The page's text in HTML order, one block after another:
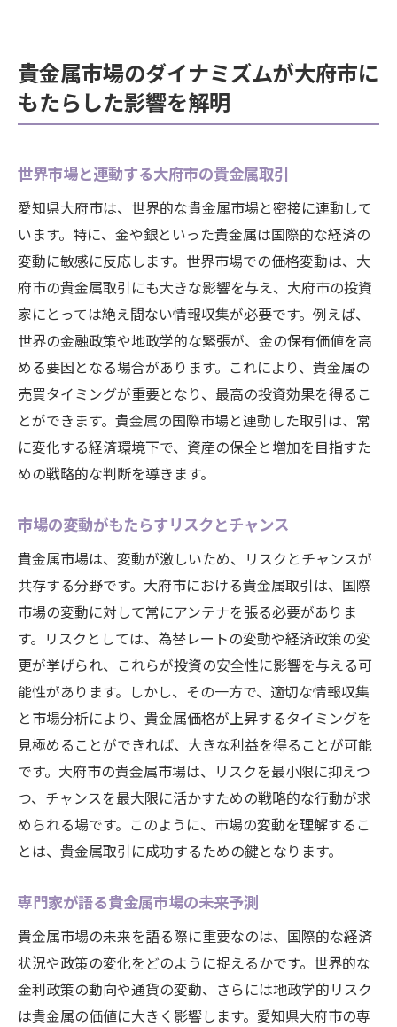
貴金属市場のダイナミズムが大府市に
もたらした影響を解明
世界市場と連動する大府市の貴金属取引
愛知県大府市は、世界的な貴金属市場と密接に連動して
います。特に、金や銀といった貴金属は国際的な経済の
変動に敏感に反応します。世界市場での価格変動は、大
府市の貴金属取引にも大きな影響を与え、大府市の投資
家にとっては絶え間ない情報収集が必要です。例えば、
世界の金融政策や地政学的な緊張が、金の保有価値を高
める要因となる場合があります。これにより、貴金属の
売買タイミングが重要となり、最高の投資効果を得るこ
とができます。貴金属の国際市場と連動した取引は、常
に変化する経済環境下で、資産の保全と増加を目指すた
めの戦略的な判断を導きます。
市場の変動がもたらすリスクとチャンス
貴金属市場は、変動が激しいため、リスクとチャンスが
共存する分野です。大府市における貴金属取引は、国際
市場の変動に対して常にアンテナを張る必要がありま
す。リスクとしては、為替レートの変動や経済政策の変
更が挙げられ、これらが投資の安全性に影響を与える可
能性があります。しかし、その一方で、適切な情報収集
と市場分析により、貴金属価格が上昇するタイミングを
見極めることができれば、大きな利益を得ることが可能
です。大府市の貴金属市場は、リスクを最小限に抑えつ
つ、チャンスを最大限に活かすための戦略的な行動が求
められる場です。このように、市場の変動を理解するこ
とは、貴金属取引に成功するための鍵となります。
専門家が語る貴金属市場の未来予測
貴金属市場の未来を語る際に重要なのは、国際的な経済
状況や政策の変化をどのように捉えるかです。世界的な
金利政策の動向や通貨の変動、さらには地政学的リスク
は貴金属の価値に大きく影響します。愛知県大府市の専